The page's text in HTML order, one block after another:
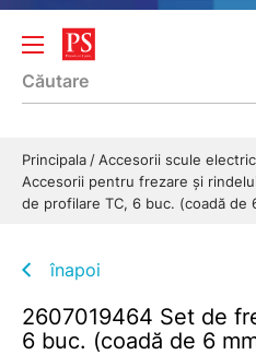
Principala Accesorii scule
Accesorii pentru frezare și
de profilare TC, 6 buc. (coadă de
înapoi
2607019464 Set de
6 buc. (coadă de 6